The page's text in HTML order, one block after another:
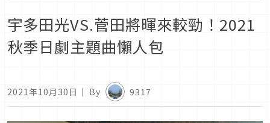
宇多田光VS.菅田將暉來較勁！2021
秋季日劇主題曲懶人包
2021年10月30日 ｜ By 9317